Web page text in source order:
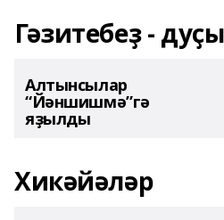
Гәзитебеҙ -
Алтынсылар
“Йәншишмә”гә
яҙылды
Хикәйәләр